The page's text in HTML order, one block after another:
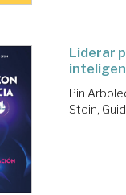
Liderar
Pin
Stein,